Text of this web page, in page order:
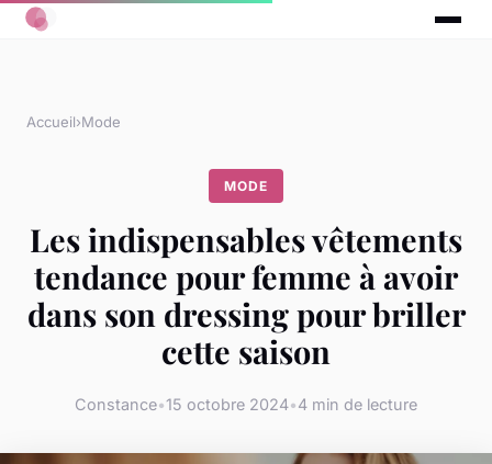
Accueil›Mode
MODE
Les indispensables vêtements
tendance pour femme à avoir
dans son dressing pour briller
cette saison
Constance•15 octobre 2024•4 min de lecture